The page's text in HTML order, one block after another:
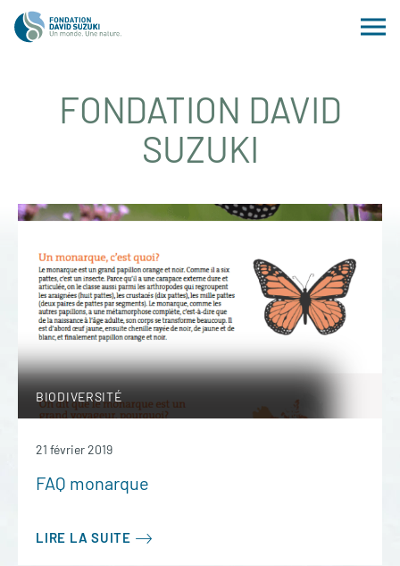
FONDATION DAVID
SUZUKI
BIODIVERSITÉ
21 février 2019
FAQ monarque
LIRE LA SUITE